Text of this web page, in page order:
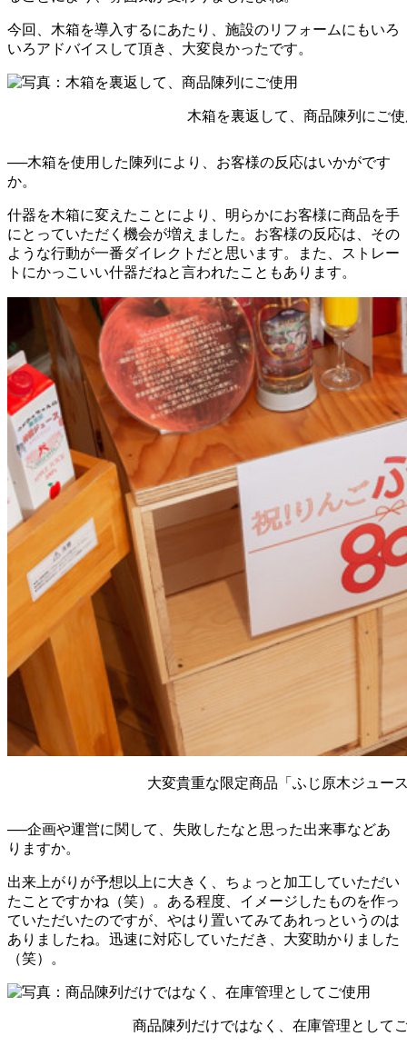
今回、木箱を導入するにあたり、施設のリフォームにもいろ
いろアドバイスして頂き、大変良かったです。
木箱を裏返して、商品陳列にご
──木箱を使用した陳列により、お客様の反応はいかがです
か。
什器を木箱に変えたことにより、明らかにお客様に商品を手
にとっていただく機会が増えました。お客様の反応は、その
ような行動が一番ダイレクトだと思います。また、ストレー
トにかっこいい什器だねと言われたこともあります。
大変貴重な限定商品「ふじ原木ジュー
──企画や運営に関して、失敗したなと思った出来事などあ
りますか。
出来上がりが予想以上に大きく、ちょっと加工していただい
たことですかね（笑）。ある程度、イメージしたものを作っ
ていただいたのですが、やはり置いてみてあれっというのは
ありましたね。迅速に対応していただき、大変助かりました
（笑）。
商品陳列だけではなく、在庫管理として